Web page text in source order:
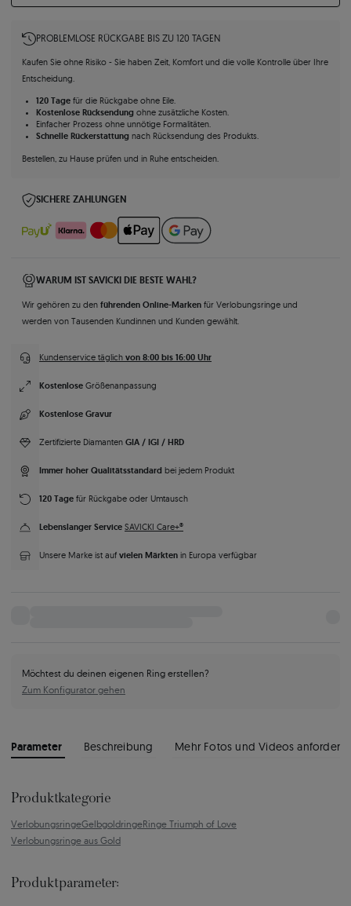
PROBLEMLOSE RÜCKGABE BIS ZU 120 TAGEN
Kaufen Sie ohne Risiko - Sie haben Zeit, Komfort und die volle Kontrolle über Ihre
Entscheidung.
120 Tagefür die Rückgabe ohne Eile.
Kostenlose Rücksendungohne zusätzliche Kosten.
Einfacher Prozess ohne unnötige Formalitäten.
Schnelle Rückerstattungnach Rücksendung des Produkts.
Bestellen, zu Hause prüfen und in Ruhe entscheiden.
SICHERE ZAHLUNGEN
WARUM IST SAVICKI DIE BESTE WAHL?
Wir gehören zu den führenden Online-Marken für Verlobungsringe und
werden von Tausenden Kundinnen und Kunden gewählt.
Kundenservice täglich von 8:00 bis 16:00 Uhr
Kostenlose Größenanpassung
Kostenlose Gravur
Zertifizierte Diamanten GIA / IGI / HRD
Immer hoher Qualitätsstandard bei jedem Produkt
120 Tage für Rückgabe oder Umtausch
Lebenslanger Service SAVICKI Care+®
Unsere Marke ist auf vielen Märkten in Europa verfügbar
Möchtest du deinen eigenen Ring erstellen?
Zum Konfigurator gehen
Parameter Beschreibung Mehr Fotos und Videos anfordern
Produktkategorie
VerlobungsringeGelbgoldringeRinge Triumph of Love
Verlobungsringe aus Gold
Produktparameter: